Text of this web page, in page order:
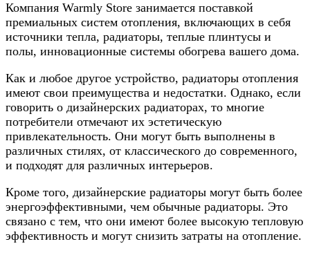
Компания Warmly Store занимается поставкой
премиальных систем отопления, включающих в себя
источники тепла, радиаторы, теплые плинтусы и
полы, инновационные системы обогрева вашего дома.
Как и любое другое устройство, радиаторы отопления
имеют свои преимущества и недостатки. Однако, если
говорить о дизайнерских радиаторах, то многие
потребители отмечают их эстетическую
привлекательность. Они могут быть выполнены в
различных стилях, от классического до современного,
и подходят для различных интерьеров.
Кроме того, дизайнерские радиаторы могут быть более
энергоэффективными, чем обычные радиаторы. Это
связано с тем, что они имеют более высокую тепловую
эффективность и могут снизить затраты на отопление.